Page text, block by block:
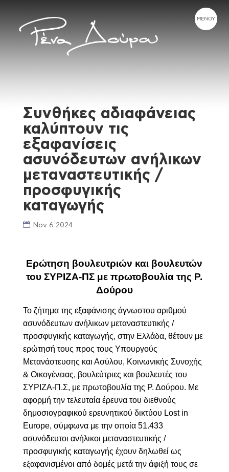
Συνθήκες αδιαφάνειας
καλύπτουν τις
εξαφανίσεις
ασυνόδευτων ανήλικων
μεταναστευτικής /
προσφυγικής
καταγωγής
Nov 6 2024
Ερώτηση βουλευτριών και βουλευτών
του ΣΥΡΙΖΑ-ΠΣ με πρωτοβουλία της Ρ.
Δούρου
Το ζήτημα της εξαφάνισης άγνωστου αριθμού
ασυνόδευτων ανήλικων μεταναστευτικής /
προσφυγικής καταγωγής, στην Ελλάδα, θέτουν με
ερώτησή τους προς τους Υπουργούς
Μετανάστευσης και Ασύλου, Κοινωνικής Συνοχής
& Οικογένειας, βουλεύτριες και βουλευτές του
ΣΥΡΙΖΑ-Π.Σ, με πρωτοβουλία της Ρ. Δούρου. Με
αφορμή την τελευταία έρευνα του διεθνούς
δημοσιογραφικού ερευνητικού δικτύου Lost in
Europe, σύμφωνα με την οποία 51.433
ασυνόδευτοι ανήλικοι μεταναστευτικής /
προσφυγικής καταγωγής έχουν δηλωθεί ως
εξαφανισμένοι από δομές μετά την άφιξή τους σε